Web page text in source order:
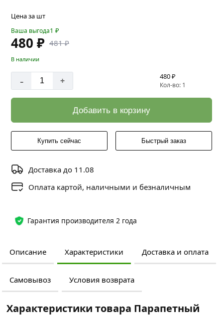
Гарантия производителя 2 года
Цена за шт
Ваша выгода1 ₽
480 ₽ 481 ₽
В наличии
- + 480 ₽
Кол-во: 1
Добавить в корзину
Купить сейчас Быстрый заказ
Доставка до 11.08
Оплата картой, наличными и безналичным
Описание Характеристики Доставка и оплата
Самовывоз Условия возврата
Характеристики товара Парапетный